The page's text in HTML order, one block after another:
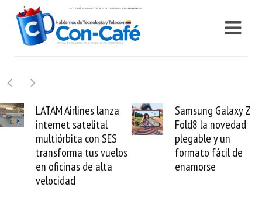
Samsung Galaxy Z
Fold8 la novedad
plegable y un
formato fácil de
enamorse
Cashea levanta 100
millones de dólares
valida el crédito del
venezolano ante el
mundo